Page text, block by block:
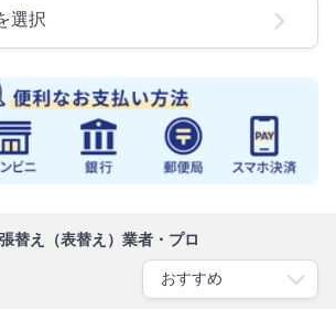
選択
替え（表替え）業者・プロ